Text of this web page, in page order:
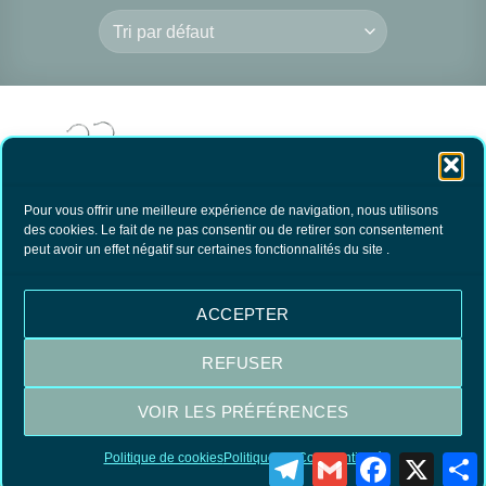
Pour vous offrir une meilleure expérience de navigation, nous utilisons
des cookies. Le fait de ne pas consentir ou de retirer son consentement
peut avoir un effet négatif sur certaines fonctionnalités du site .
ACCEPTER
REFUSER
VOIR LES PRÉFÉRENCES
Politique de cookiesPolitique de Confidentialité
Tablettes de Cèdre à
9.30€ TTC
PANIER
Visa MasterCardPayPal
TelegramGmail Facebook